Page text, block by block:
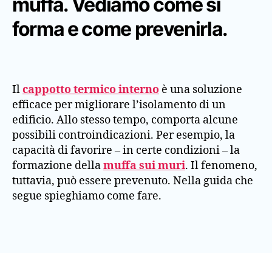
forma e come prevenirla.
Ilcappotto termico interno è una soluzione
efficace per migliorare l’isolamento di un
edificio. Allo stesso tempo, comporta alcune
possibili controindicazioni. Per esempio, la
capacità di favorire – in certe condizioni – la
formazione dellamuffa sui muri. Il fenomeno,
tuttavia, può essere prevenuto. Nella guida che
segue spieghiamo come fare.